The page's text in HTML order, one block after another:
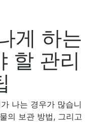
게 하는
할 관리
나는 경우가 많습니
의 보관 방법, 그리고